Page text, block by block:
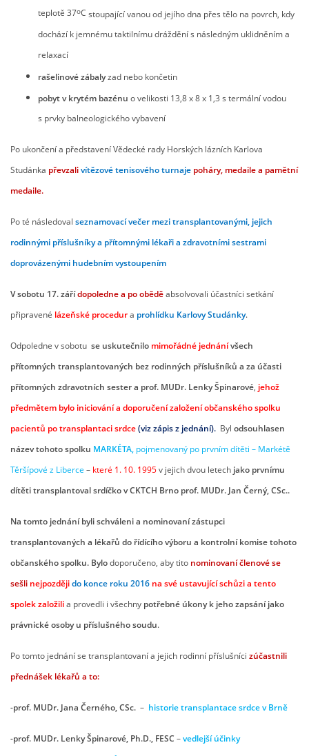
teplotě 37oC stoupající vanou od jejího dna přes tělo na povrch, kdy
dochází k jemnému taktilnímu dráždění s následným uklidněním a
relaxací
rašelinové zábalyzad nebo končetin
pobyt v krytém bazénu o velikosti 13,8 x 8 x 1,3 s termální vodou
s prvky balneologického vybavení
Po ukončení a představení Vědecké rady Horských lázních Karlova
Studánka převzalivítězové tenisového turnaje poháry, medaile a pamětní
medaile.
Po té následoval seznamovací večer mezi transplantovanými, jejich
rodinnými příslušníkya přítomnými lékaři a zdravotními sestrami
doprovázenými hudebním vystoupením
V sobotu 17. zářídopoledne a po oběděabsolvovali účastníci setkání
připravené lázeňské procedura prohlídku Karlovy Studánky.
Odpoledne v sobotu se uskutečnilo mimořádné jednánívšech
přítomných transplantovaných bez rodinných příslušníků a za účasti
přítomných zdravotních sester a prof. MUDr. Lenky Špinarové, jehož
předmětem bylo iniciování a doporučení založení občanského spolku
pacientů po transplantaci srdce(viz zápis z jednání). Byl odsouhlasen
název tohoto spolku MARKÉTA, pojmenovaný po prvním dítěti – Markétě
Těršípové z Liberce – které 1. 10. 1995v jejich dvou letech jako prvnímu
dítěti transplantoval srdíčko v CKTCH Brno prof. MUDr. Jan Černý, CSc..
Na tomto jednání byli schváleni a nominovaní zástupci
transplantovaných a lékařů do řídícího výboru a kontrolní komise tohoto
občanského spolku. Bylodoporučeno, aby tito nominovaní členové se
sešli nejpozdějido konce roku 2016 na své ustavující schůzi a tento
spolek založilia provedli i všechny potřebné úkony k jeho zapsání jako
právnické osoby u příslušného soudu.
Po tomto jednání se transplantovaní a jejich rodinní příslušníci zúčastnili
přednášek lékařů a to:
-prof. MUDr. Jana Černého, CSc. – historie transplantace srdce v Brně
-prof. MUDr. Lenky Špinarové, Ph.D., FESC –vedlejší účinky